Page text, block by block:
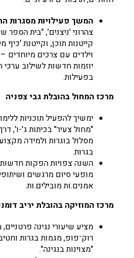
המשך פעילויות מסגרות
צהרוני 'ניצנים', "בית
קייטנות תוכן, וקייטנת 'כיף
וילדים עם צרכים מיוחדים
יוזמות חדשות לשילוב ערכי
בפעילות.
מרכז המחול בהובלת גבי צפניה
ימשיך להפעיל תוכניות
"מחול צעיר" בכיתות ג'-ו',
מסלול בוגרות ולמידה
בגרות.
השנה צפויות הפקות חדשות,
מופעי סיום מרגשים
אמנים.ות מובילים.ות.
מרכז המוזיקה בהובלת יריב
מציע שיעורי נגינה
רוק־פופ, מגמות בגרות
"מצוינות בנגינה".